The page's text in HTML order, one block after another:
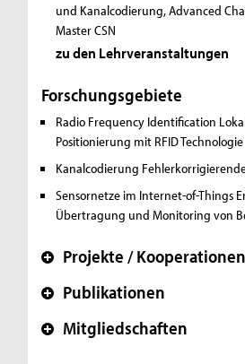
und Kanalcodierung, Advanced
Master CSN
zu den Lehrveranstaltungen
Forschungsgebiete
Radio Frequency Identification
Positionierung mit RFID Technologie
Kanalcodierung
Sensornetze im Internet-of-Things
Übertragung und Monitoring von
+ Projekte / Kooperationen
+ Publikationen
+ Mitgliedschaften